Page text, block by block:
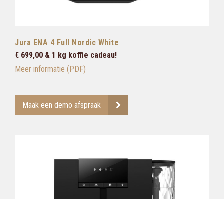
Jura ENA 4 Full Nordic White
€ 699,00 & 1 kg koffie cadeau!
Meer informatie (PDF)
Maak een demo afspraak